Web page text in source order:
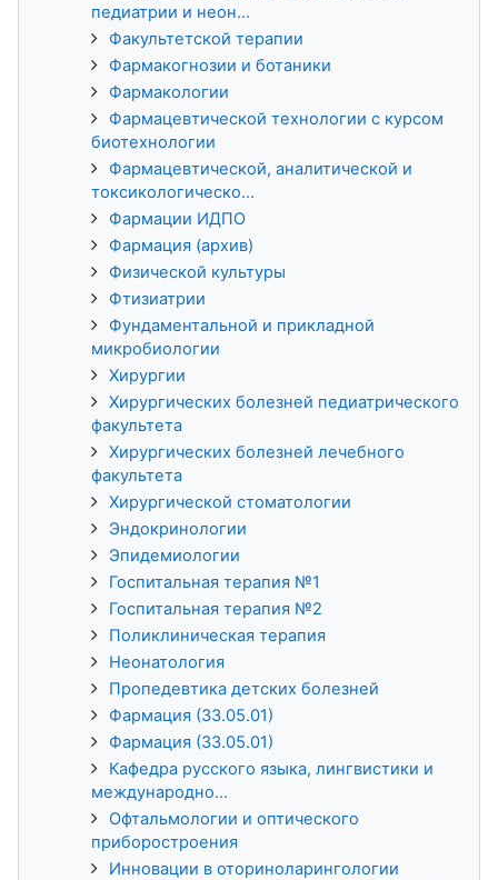
педиатрии и неон...
Факультетской терапии
Фармакогнозии и ботаники
Фармакологии
Фармацевтической технологии с курсом
биотехнологии
Фармацевтической, аналитической и
токсикологическо...
Фармации ИДПО
Фармация (архив)
Физической культуры
Фтизиатрии
Фундаментальной и прикладной
микробиологии
Хирургии
Хирургических болезней педиатрического
факультета
Хирургических болезней лечебного
факультета
Хирургической стоматологии
Эндокринологии
Эпидемиологии
Госпитальная терапия №1
Госпитальная терапия №2
Поликлиническая терапия
Неонатология
Пропедевтика детских болезней
Фармация (33.05.01)
Фармация (33.05.01)
Кафедра русского языка, лингвистики и
международно...
Офтальмологии и оптического
приборостроения
Инновации в оториноларингологии